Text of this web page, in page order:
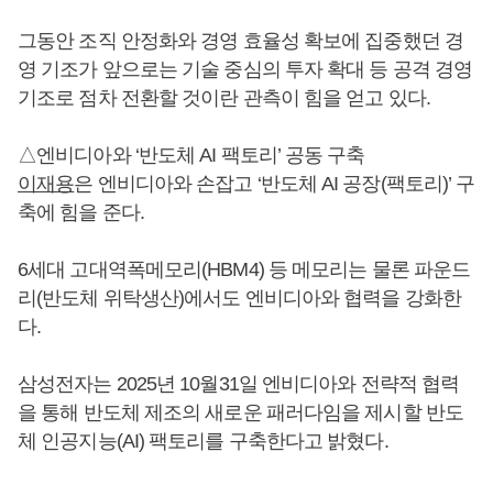
그동안 조직 안정화와 경영 효율성 확보에 집중했던 경
영 기조가 앞으로는 기술 중심의 투자 확대 등 공격 경영
기조로 점차 전환할 것이란 관측이 힘을 얻고 있다.
△엔비디아와 ‘반도체 AI 팩토리’ 공동 구축
이재용은 엔비디아와 손잡고 ‘반도체 AI 공장(팩토리)’ 구
축에 힘을 준다.
6세대 고대역폭메모리(HBM4) 등 메모리는 물론 파운드
리(반도체 위탁생산)에서도 엔비디아와 협력을 강화한
다.
삼성전자는 2025년 10월31일 엔비디아와 전략적 협력
을 통해 반도체 제조의 새로운 패러다임을 제시할 반도
체 인공지능(AI) 팩토리를 구축한다고 밝혔다.